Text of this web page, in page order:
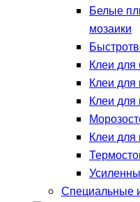
Белые
мозаики
Клеи для
Клеи для
Клеи для
Клеи для
Специальные